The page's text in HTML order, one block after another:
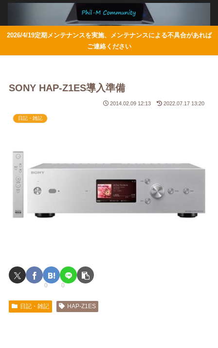
2026/4/19定期メンテナンスを実施、メンテナンスによる不具合があれば
ご連絡ください
SONY HAP-Z1ES導入準備
2014.02.09 12:13 2022.07.17 13:20
日記・雑記
0 0
日記・雑記 HAP-Z1ES